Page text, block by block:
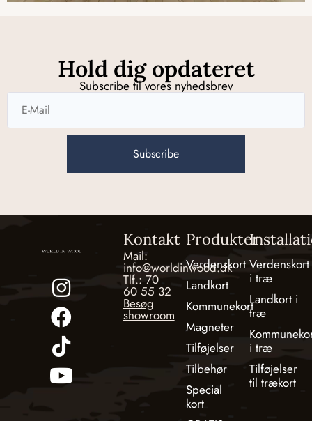
Hold dig opdateret
Subscribe til vores nyhedsbrev
Subscribe
Kontakt
Mail:
info@worldinwood.dk
Tlf.: 70
60 55 32
Besøg
showroom
Produkter
Verdenskort
Landkort
Kommunekort
Magneter
Tilføjelser
Tilbehør
Special
kort
Verdenskort
i træ
Landkort i
træ
i træ
Tilføjelser
til trækort